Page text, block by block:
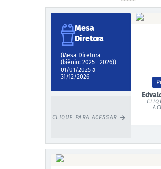
Mesa
Diretora
(Mesa Diretora
(biênio: 2025 - 2026))
01/01/2025 a
31/12/2026
CLIQUE PARA ACESSAR